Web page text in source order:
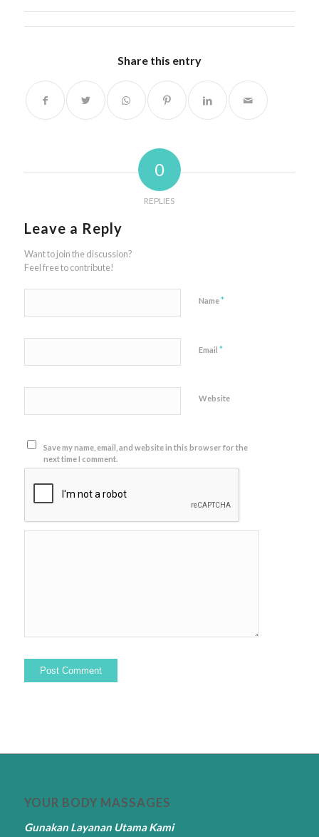
Share this entry
0
REPLIES
Leave a Reply
Want to join the discussion?
Feel free to contribute!
Name*
Email *
Website
Save my name, email, and website in this browser for the
next time I comment.
YOUR BODY MASSAGES
Gunakan Layanan Utama Kami